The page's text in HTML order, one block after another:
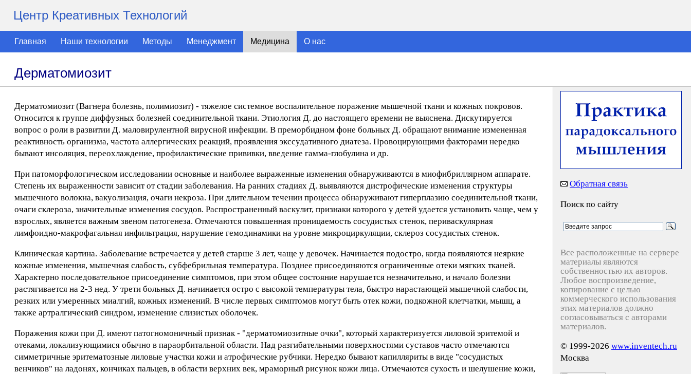
Центр Креативных Технологий
Главная Наши технологии Методы Менеджмент Медицина О нас
Дерматомиозит
Дерматомиозит (Вагнера болезнь, полимиозит) - тяжелое системное воспалительное поражение мышечной ткани и кожных покровов.
Относится к группе диффузных болезней соединительной ткани. Этиология Д. до настоящего времени не выяснена. Дискутируется
вопрос о роли в развитии Д. маловирулентной вирусной инфекции. В преморбидном фоне больных Д. обращают внимание измененная
реактивность организма, частота аллергических реакций, проявления экссудативного диатеза. Провоцирующими факторами нередко
бывают инсоляция, переохлаждение, профилактические прививки, введение гамма-глобулина и др.
При патоморфологическом исследовании основные и наиболее выраженные изменения обнаруживаются в миофибриллярном аппарате.
Степень их выраженности зависит от стадии заболевания. На ранних стадиях Д. выявляются дистрофические изменения структуры
мышечного волокна, вакуолизация, очаги некроза. При длительном течении процесса обнаруживают гиперплазию соединительной ткани,
очаги склероза, значительные изменения сосудов. Распространенный васкулит, признаки которого у детей удается установить чаще, чем у
взрослых, является важным звеном патогенеза. Отмечаются повышенная проницаемость сосудистых стенок, периваскулярная
лимфоидно-макрофагальная инфильтрация, нарушение гемодинамики на уровне микроциркуляции, склероз сосудистых стенок.
Клиническая картина. Заболевание встречается у детей старше 3 лет, чаще у девочек. Начинается подостро, когда появляются неяркие
кожные изменения, мышечная слабость, субфебрильная температура. Позднее присоединяются ограниченные отеки мягких тканей.
Характерно последовательное присоединение симптомов, при этом общее состояние нарушается незначительно, и начало болезни
растягивается на 2-3 нед. У трети больных Д. начинается остро с высокой температуры тела, быстро нарастающей мышечной слабости,
резких или умеренных миалгий, кожных изменений. В числе первых симптомов могут быть отек кожи, подкожной клетчатки, мышц, а
также артралгический синдром, изменение слизистых оболочек.
Поражения кожи при Д. имеют патогномоничный признак - "дерматомиозитные очки", который характеризуется лиловой эритемой и
отеками, локализующимися обычно в параорбитальной области. Над разгибательными поверхностями суставов часто отмечаются
симметричные эритематозные лиловые участки кожи и атрофические рубчики. Нередко бывают капилляриты в виде "сосудистых
венчиков" на ладонях, кончиках пальцев, в области верхних век, мраморный рисунок кожи лица. Отмечаются сухость и шелушение кожи,
Обратная связь
Поиск по сайту
Все расположенные на сервере
материалы являются
собственностью их авторов.
Любое воспроизведение,
копирование с целью
коммерческого использования
этих материалов должно
согласовываться с авторами
материалов.
© 1999-2026 www.inventech.ru
Москва